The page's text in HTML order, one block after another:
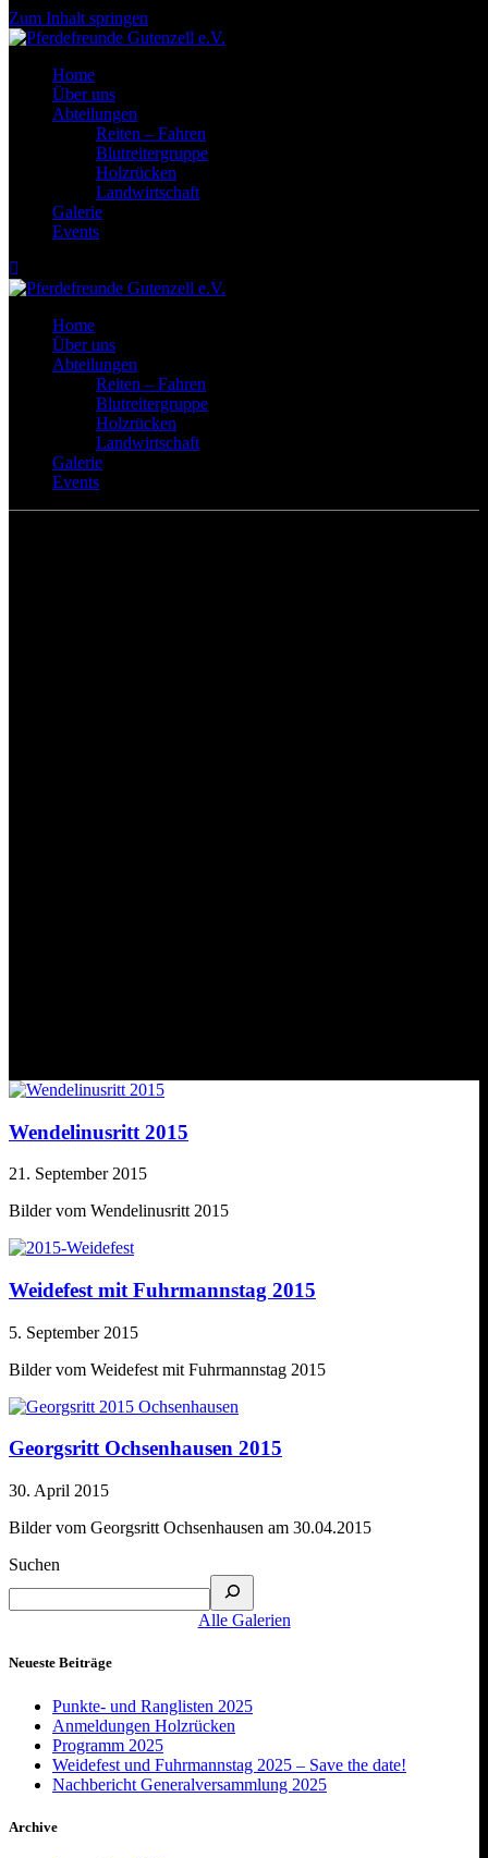
Zum Inhalt springen
Home
Über uns
Abteilungen
Reiten – Fahren
Blutreitergruppe
Holzrücken
Landwirtschaft
Galerie
Events
Home
Über uns
Abteilungen
Reiten – Fahren
Blutreitergruppe
Holzrücken
Landwirtschaft
Galerie
Events
Wendelinusritt 2015
21. September 2015
Bilder vom Wendelinusritt 2015
Weidefest mit Fuhrmannstag 2015
5. September 2015
Bilder vom Weidefest mit Fuhrmannstag 2015
Georgsritt Ochsenhausen 2015
30. April 2015
Bilder vom Georgsritt Ochsenhausen am 30.04.2015
Suchen
Alle Galerien
Neueste Beiträge
Punkte- und Ranglisten 2025
Anmeldungen Holzrücken
Programm 2025
Weidefest und Fuhrmannstag 2025 – Save the date!
Nachbericht Generalversammlung 2025
Archive